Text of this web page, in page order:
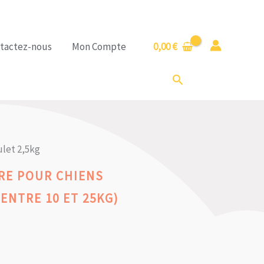
nous Mon Compte 0,00€
Rechercher
2,5kg
POUR CHIENS
10 ET 25KG)